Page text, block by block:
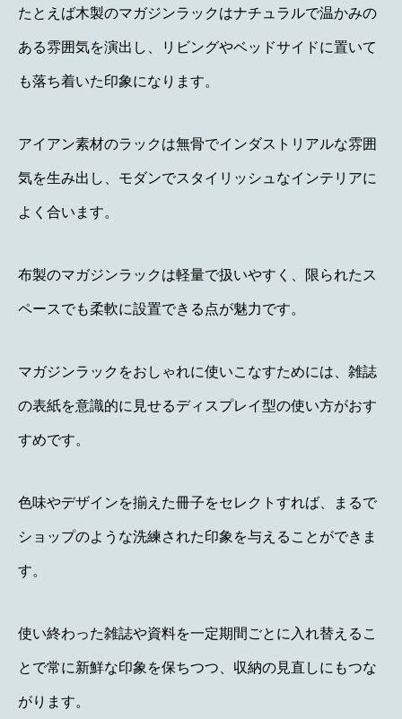
たとえば木製のマガジンラックはナチュラルで温かみの
ある雰囲気を演出し、リビングやベッドサイドに置いて
も落ち着いた印象になります。
アイアン素材のラックは無骨でインダストリアルな雰囲
気を生み出し、モダンでスタイリッシュなインテリアに
よく合います。
布製のマガジンラックは軽量で扱いやすく、限られたス
ペースでも柔軟に設置できる点が魅力です。
マガジンラックをおしゃれに使いこなすためには、雑誌
の表紙を意識的に見せるディスプレイ型の使い方がおす
すめです。
色味やデザインを揃えた冊子をセレクトすれば、まるで
ショップのような洗練された印象を与えることができま
す。
使い終わった雑誌や資料を一定期間ごとに入れ替えるこ
とで常に新鮮な印象を保ちつつ、収納の見直しにもつな
がります。